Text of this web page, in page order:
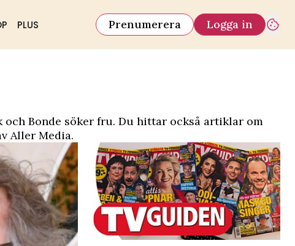
PLUS Prenumerera Logga in
och Bonde söker fru. Du hittar också artiklar om
Aller Media.